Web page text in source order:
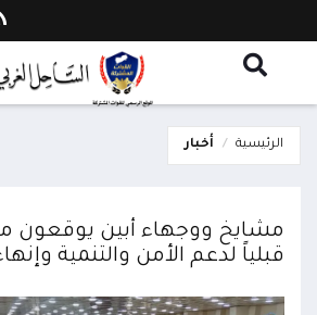
الرئيسية أخبار
مشايخ ووجهاء أبين يوقعون
قبلياً لدعم الأمن والتنمية